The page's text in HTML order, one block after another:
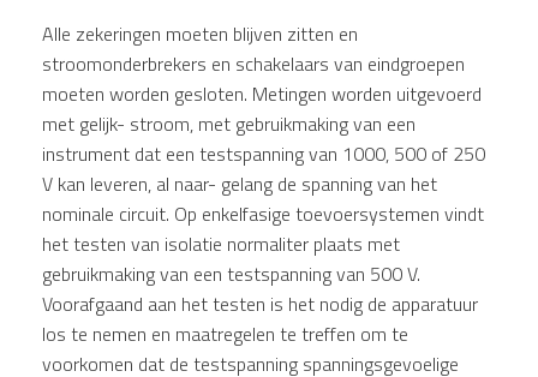
Alle zekeringen moeten blijven zitten en
stroomonderbrekers en schakelaars van eindgroepen
moeten worden gesloten. Metingen worden uitgevoerd
met gelijk- stroom, met gebruikmaking van een
instrument dat een testspanning van 1000, 500 of 250
V kan leveren, al naar- gelang de spanning van het
nominale circuit. Op enkelfasige toevoersystemen vindt
het testen van isolatie normaliter plaats met
gebruikmaking van een testspanning van 500 V.
Voorafgaand aan het testen is het nodig de apparatuur
los te nemen en maatregelen te treffen om te
voorkomen dat de testspanning spanningsgevoelige